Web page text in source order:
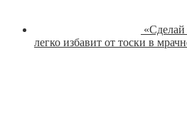
легко избавит от тоски в